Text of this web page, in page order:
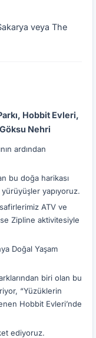
veya The
Hobbit Evleri,
Nehri
ardından
bu doğa harikası
yapıyoruz.
ATV ve
Zipline aktivitesiyle
Doğal Yaşam
biri olan bu
“Yüzüklerin
Hobbit Evleri’nde
ediyoruz.